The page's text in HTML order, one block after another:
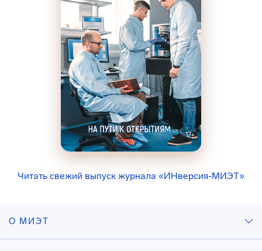
Читать свежий выпуск журнала «ИНверсия-МИЭТ»
О МИЭТ